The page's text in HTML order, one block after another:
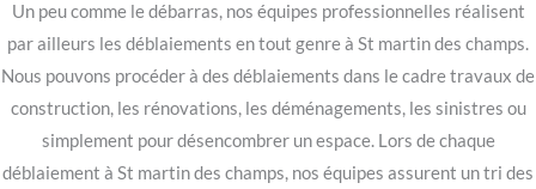
Un peu comme le débarras, nos équipes professionnelles réalisent
par ailleurs les déblaiements en tout genre à St martin des champs.
Nous pouvons procéder à des déblaiements dans le cadre travaux de
construction, les rénovations, les déménagements, les sinistres ou
simplement pour désencombrer un espace. Lors de chaque
déblaiement à St martin des champs, nos équipes assurent un tri des